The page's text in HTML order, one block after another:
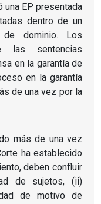
una EP presentada
dentro de un
de dominio. Los
las sentencias
en la garantía de
en la garantía
de una vez por la
más de una vez
ha establecido
deben confluir
de sujetos, (ii)
de motivo de